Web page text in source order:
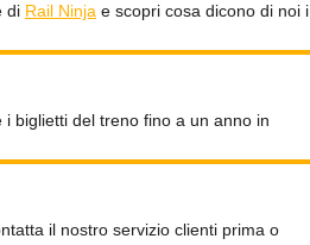
di Rail Ninja e scopri cosa dicono di noi i
biglietti del treno fino a un anno in
il nostro servizio clienti prima o